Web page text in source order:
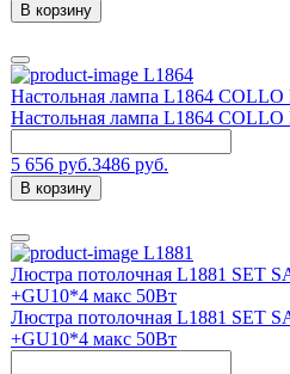
В корзину
L1864
Настольная лампа L1864
Настольная лампа L1864
5 656 руб.3486 руб.
В корзину
L1881
Люстра потолочная L1881 SET
+GU10*4 макс 50Вт
Люстра потолочная L1881 SET
+GU10*4 макс 50Вт